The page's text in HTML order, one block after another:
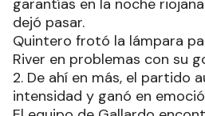
garantías en la noche
dejó pasar.
Quintero frotó la lámpara
River en problemas con su
2. De ahí en más, el partido
intensidad y ganó en